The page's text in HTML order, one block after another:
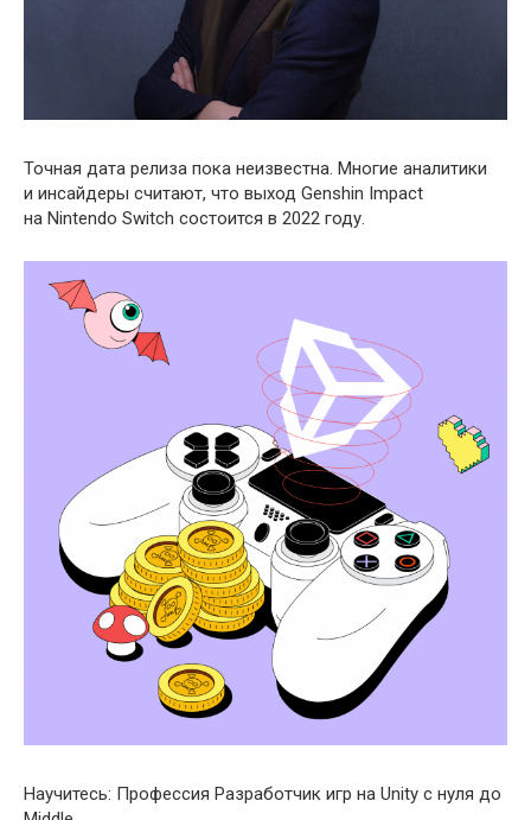
Точная дата релиза пока неизвестна. Многие аналитики
и инсайдеры считают, что выход Genshin Impact
на Nintendo Switch состоится в 2022 году.
Научитесь: Профессия Разработчик игр на Unity с нуля до